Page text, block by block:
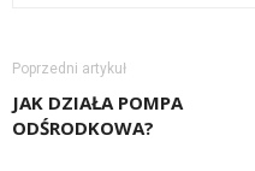
Poprzedni artykuł
JAK DZIAŁA POMPA
ODŚRODKOWA?